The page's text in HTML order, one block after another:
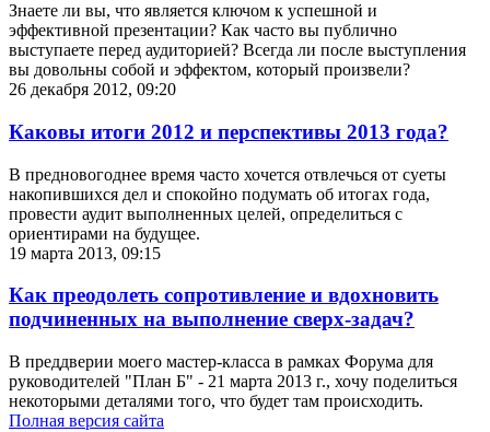
Знаете ли вы, что является ключом к успешной и
эффективной презентации? Как часто вы публично
выступаете перед аудиторией? Всегда ли после выступления
вы довольны собой и эффектом, который произвели?
26 декабря 2012, 09:20
Каковы итоги 2012 и перспективы 2013 года?
В предновогоднее время часто хочется отвлечься от суеты
накопившихся дел и спокойно подумать об итогах года,
провести аудит выполненных целей, определиться с
ориентирами на будущее.
19 марта 2013, 09:15
Как преодолеть сопротивление и вдохновить
подчиненных на выполнение сверх-задач?
В преддверии моего мастер-класса в рамках Форума для
руководителей "План Б" - 21 марта 2013 г., хочу поделиться
некоторыми деталями того, что будет там происходить.
Полная версия сайта